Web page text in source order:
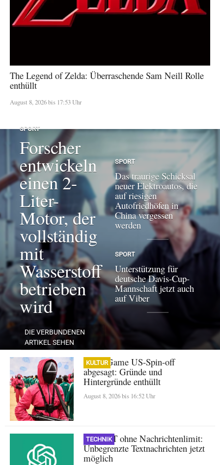
The Legend of Zelda: Überraschende Sam Neill Rolle
enthüllt
August 8, 2026 bis 17:53 Uhr
SPORT
Forscher
entwickeln
einen 2-
Liter-
Motor, der
vollständig
mit
Wasserstoff
betrieben
wird
DIE VERBUNDENEN
ARTIKEL SEHEN
SPORT
Das traurige Schicksal
neuer Elektroautos, die
auf riesigen
Autofriedhöfen in
China vergessen
werden
SPORT
Unterstützung für
deutsche Davis-Cup-
Mannschaft jetzt auch
auf Viber
KULTUR
Squid Game US-Spin-off
abgesagt: Gründe und
Hintergründe enthüllt
August 8, 2026 bis 16:52 Uhr
TECHNIK
ChatGPT ohne Nachrichtenlimit:
Unbegrenzte Textnachrichten jetzt
möglich